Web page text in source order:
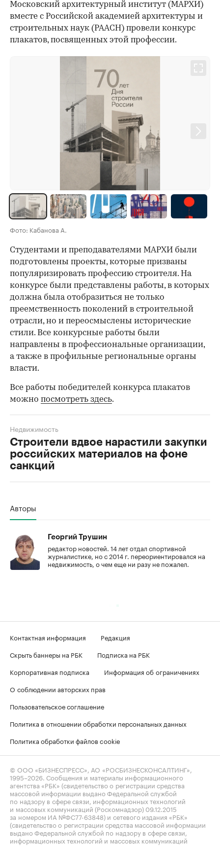
Московский архитектурный институт (МАРХИ)
вместе с Российской академией архитектуры и
строительных наук (РААСН) провели конкурс
плакатов, посвященных этой профессии.
Фото: Кабанова А.
Студентами и преподавателями МАРХИ были
подготовлены проекты, которые призваны
популяризировать профессию строителя. На
конкурсе были представлены работы, в которых
должна была отобразиться не только
преемственность поколений в строительной
отрасли, но и переосмыслены исторические
стили. Все конкурсные работы были
направлены в профессиональные организации,
а также в профильные региональные органы
власти.
00:00 / 00:00
Все работы победителей конкурса плакатов
можно посмотреть здесь.
Строители вдвое нарастили закупки
российских материалов на фоне
санкций
Недвижимость
Авторы
Георгий Трушин
редактор новостей. 14 лет отдал спортивной
журналистике, но с 2014 г. переориентировался на
недвижимость, о чем еще ни разу не пожалел.
Контактная информация
Редакция
Скрыть баннеры на РБК
Подписка на РБК
Корпоративная подписка
Информация об ограничениях
О соблюдении авторских прав
Пользовательское соглашение
Политика в отношении обработки персональных данных
Политика обработки файлов cookie
© ООО «БИЗНЕСПРЕСС», АО «РОСБИЗНЕСКОНСАЛТИНГ»,
1995–2026. Сообщения и материалы информационного
агентства «РБК» (свидетельство о регистрации средства
массовой информации выдано Федеральной службой
по надзору в сфере связи, информационных технологий
и массовых коммуникаций (Роскомнадзор) 09.12.2015
за номером ИА №ФС77-63848) и сетевого издания «РБК»
(свидетельство о регистрации средства массовой информации
выдано Федеральной службой по надзору в сфере связи,
информационных технологий и массовых коммуникаций